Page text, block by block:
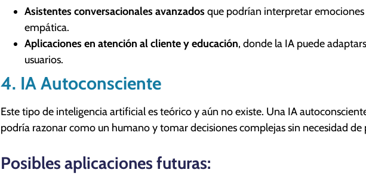
Asistentes conversacionales avanzados que podrían interpretar
empática.
Aplicaciones en atención al cliente y educación, donde la IA puede
usuarios.
4. IA Autoconsciente
Este tipo de inteligencia artificial es teórico y aún no existe. Una IA
podría razonar como un humano y tomar decisiones complejas sin necesidad
Posibles aplicaciones futuras: